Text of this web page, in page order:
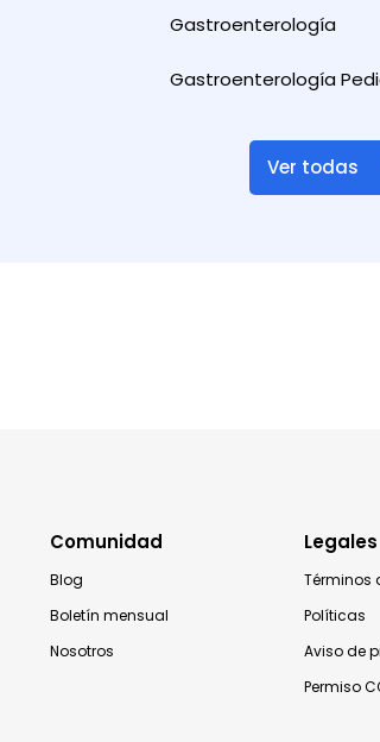
Gastroenterología
Gastroenterología
Ver todas
Comunidad
Blog
Boletín mensual
Nosotros
Legales
Términos
Políticas
Aviso de
Permiso